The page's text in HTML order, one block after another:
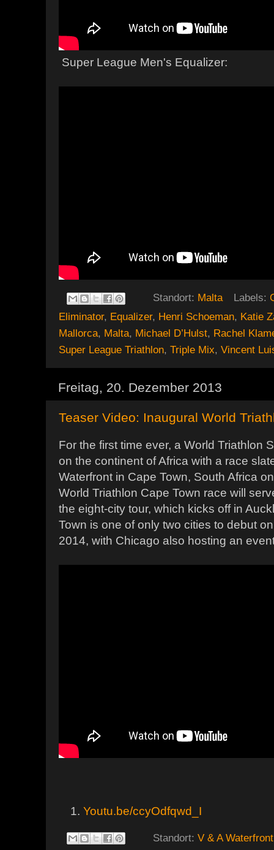
Super League Men's Equalizer:
Standort: Malta Labels:
Eliminator, Equalizer, Henri Schoeman, Katie
Mallorca, Malta, Michael D’Hulst, Rachel
Super League Triathlon, Triple Mix, Vincent
Freitag, 20. Dezember 2013
Teaser Video: Inaugural World
For the first time ever, a World Triathlon
on the continent of Africa with a race
Waterfront in Cape Town, South Africa
World Triathlon Cape Town race will
the eight-city tour, which kicks off in
Town is one of only two cities to debut
2014, with Chicago also hosting an
Youtu.be/ccyOdfqwd_I
Standort: V & A